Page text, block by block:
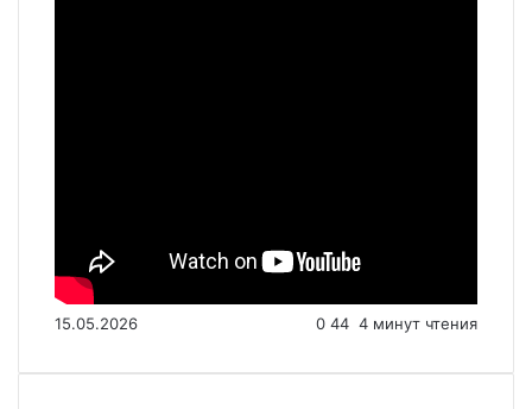
15.05.2026 0 44 4 минут чтения